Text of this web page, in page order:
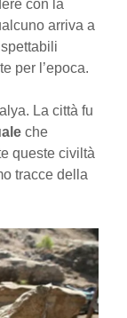
con la
arriva a
per l’epoca.
La città fu
che
queste civiltà
tracce della